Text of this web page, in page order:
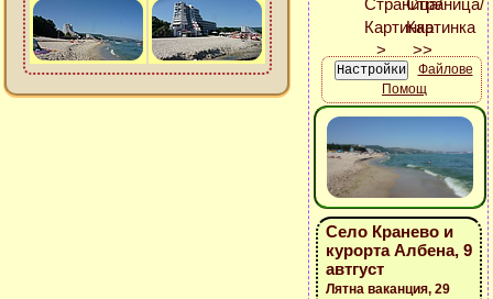
Файлове
Помощ
Село Кранево и
курорта Албена, 9
автгуст
Лятна ваканция, 29